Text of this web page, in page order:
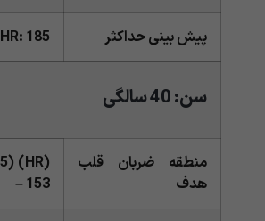
پیش بینی حداکثر HR: 185
سن: 40 سالگی
منطقه ضربان قلب
هدف
– 153